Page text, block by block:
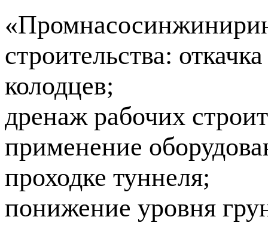
строительства:
колодцев;
дренаж рабочих
применение
проходке туннеля;
понижение уровня